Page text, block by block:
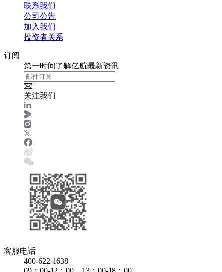
联系我们
公司公告
加入我们
投资者关系
订阅
第一时间了解亿航最新资讯
关注我们
客服电话
400-622-1638
09：00-12：00、13：00-18：00